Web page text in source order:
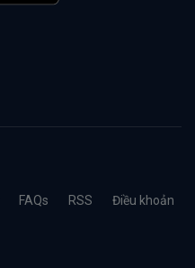
FAQs RSS Điều khoản